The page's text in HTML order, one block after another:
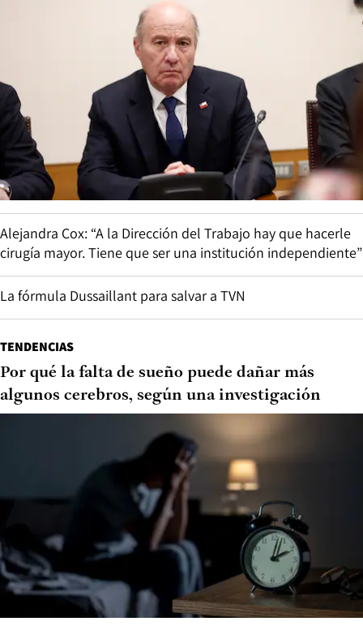
Alejandra Cox: “A la Dirección del Trabajo hay que hacerle
cirugía mayor. Tiene que ser una institución independiente”
La fórmula Dussaillant para salvar a TVN
TENDENCIAS
Por qué la falta de sueño puede dañar más
algunos cerebros, según una investigación